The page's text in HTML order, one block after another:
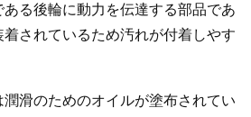
る後輪に動力を伝達する部品であ
着されているため汚れが付着しやす
滑のためのオイルが塗布されてい